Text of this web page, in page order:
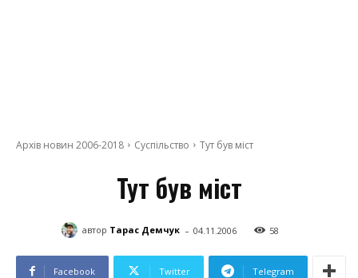
Архів новин 2006-2018 Суспільство Тут був міст
Тут був міст
автор Тарас Демчук - 04.11.2006 58
Facebook Twitter Telegram